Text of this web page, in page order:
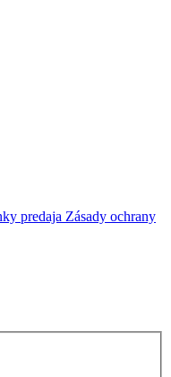
predaja Zásady ochrany